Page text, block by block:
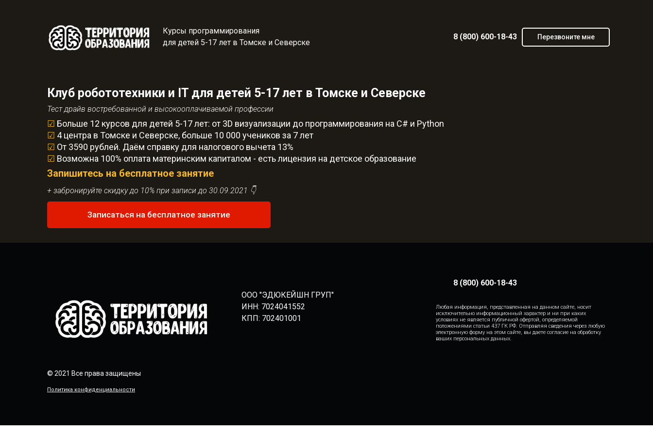
Курсы программирования
для детей 5-17 лет в Томске и Северске
8 (800) 600-18-43 Перезвоните мне
Клуб робототехники и IT для детей 5-17 лет в Томске и Северске
Тест драйв востребованной и высокооплачиваемой профессии
☑ Больше 12 курсов для детей 5-17 лет: от 3D визуализации до программирования на C# и Python
☑ 4 центра в Томске и Северске, больше 10 000 учеников за 7 лет
☑ От 3590 рублей. Даём справку для налогового вычета 13%
☑ Возможна 100% оплата материнским капиталом - есть лицензия на детское образование
Запишитесь на бесплатное занятие
+ забронируйте скидку до 10% при записи до 30.09.2021 👇
Записаться на бесплатное занятие
© 2021 Все права защищены
Политика конфиденциальности
ООО "ЭДЮКЕЙШН ГРУП"
ИНН: 7024041552
КПП: 702401001
8 (800) 600-18-43
Любая информация, представленная на данном сайте, носит
исключительно информационный характер и ни при каких
условиях не является публичной офертой, определяемой
положениями статьи 437 ГК РФ. Отправляя сведения через любую
электронную форму на этом сайте, вы даете согласие на обработку
ваших персональных данных.